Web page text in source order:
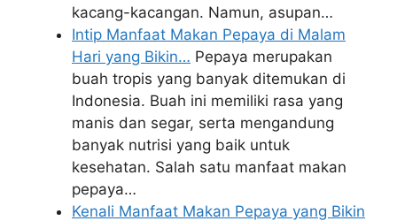
kacang-kacangan. Namun, asupan…
Intip Manfaat Makan Pepaya di Malam
Hari yang Bikin… Pepaya merupakan
buah tropis yang banyak ditemukan di
Indonesia. Buah ini memiliki rasa yang
manis dan segar, serta mengandung
banyak nutrisi yang baik untuk
kesehatan. Salah satu manfaat makan
pepaya…
Kenali Manfaat Makan Pepaya yang Bikin